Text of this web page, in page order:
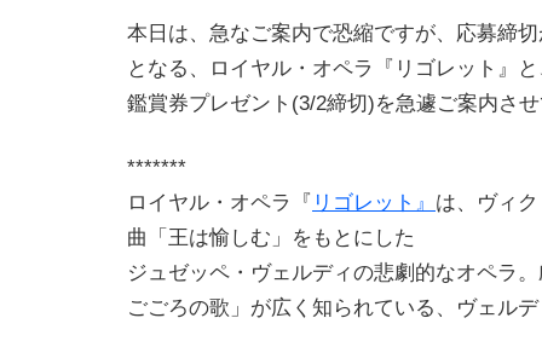
本日は、急なご案内で恐縮ですが、応募締
となる、ロイヤル・オペラ『リゴレット』
鑑賞券プレゼント(3/2締切)を急遽ご案内さ
*******
ロイヤル・オペラ『 リゴレット』 は、ヴィ
曲「王は愉しむ」をもとにした
ジュゼッペ・ヴェルディの悲劇的なオペラ
ごごろの歌」が広く知られている、ヴェル